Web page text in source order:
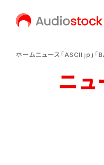
ホームニュース 「ASCII.jp」
ニュ